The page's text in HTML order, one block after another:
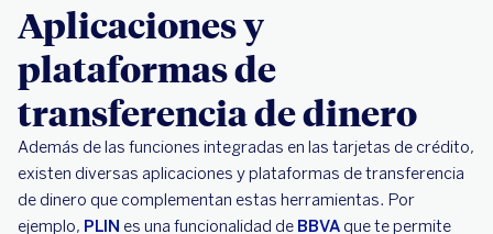
Aplicaciones y
plataformas de
transferencia de dinero
Además de las funciones integradas en las tarjetas de crédito,
existen diversas aplicaciones y plataformas de transferencia
de dinero que complementan estas herramientas. Por
ejemplo, PLIN es una funcionalidad de BBVA que te permite